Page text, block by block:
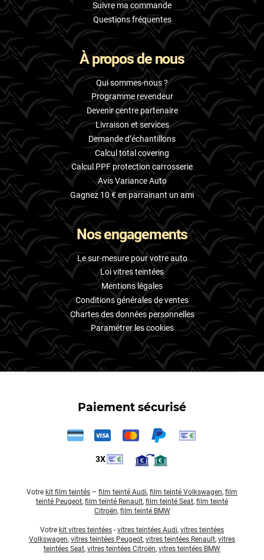
Suivre ma commande
Questions fréquentes
À propos de nous
Qui sommes-nous ?
Programme revendeur
Devenir centre partenaire
Livraison et services
Demande d’échantillons
Calcul total covering
Calcul PPF protection carrosserie
Avis Variance Auto
Gagnez 10 € en parrainant un ami
Nos engagements
Le sur-mesure pour votre auto
Loi vitres teintées
Mentions légales
Conditions générales de ventes
Chartes des données personnelles
Paramétrer les cookies
Paiement sécurisé
3X
Votre kit film teintés – film teinté Audi, film teinté Volkswagen, film
teinté Peugeot, film teinté Renault, film teinté Seat, film teinté
Citroën, film teinté BMW
Votre kit vitres teintées - vitres teintées Audi, vitres teintées
Volkswagen, vitres teintées Peugeot, vitres teintées Renault, vitres
teintées Seat, vitres teintées Citroën, vitres teintées BMW